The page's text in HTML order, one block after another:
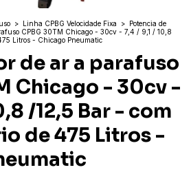
> Linha CPBG Velocidade Fixa > Potencia de
CPBG 30TM Chicago - 30cv - 7,4 / 9,1 / 10,8
Litros - Chicago Pneumatic
de ar a parafuso
Chicago - 30cv -
/12,5 Bar - com
de 475 Litros -